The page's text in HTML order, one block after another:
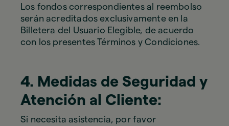
Los fondos correspondientes al reembolso
serán acreditados exclusivamente en la
Billetera del Usuario Elegible, de acuerdo
con los presentes Términos y Condiciones.
4. Medidas de Seguridad y
Atención al Cliente:
Si necesita asistencia, por favor